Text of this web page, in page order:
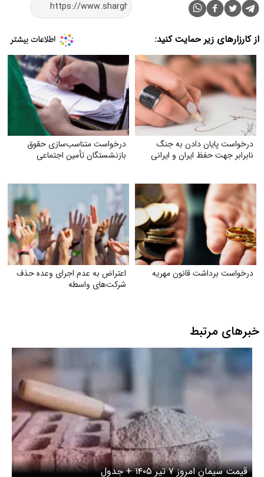
از کارزارهای زیر حمایت کنید:
درخواست پایان دادن به جنگ
نابرابر جهت حفظ ایران و ایرانی
درخواست متناسب‌سازی حقوق
بازنشستگان تأمین اجتماعی
درخواست برداشت قانون مهریه
اعتراض به عدم اجرای وعده حذف
شرکت‌های واسطه
خبرهای مرتبط
قیمت سیمان امروز ۷ تیر ۱۴۰۵ + جدول